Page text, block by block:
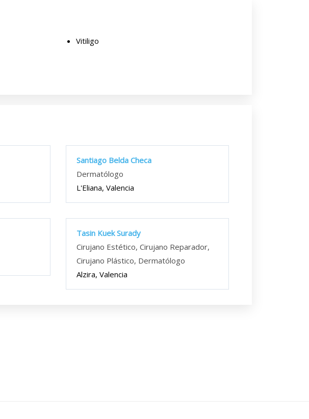
Vitiligo
Santiago Belda Checa
Dermatólogo
L'Eliana, Valencia
Tasin Kuek Surady
Cirujano Estético, Cirujano Reparador,
Cirujano Plástico, Dermatólogo
Alzira, Valencia